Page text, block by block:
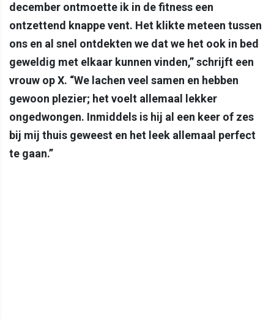
december ontmoette ik in de fitness een
ontzettend knappe vent. Het klikte meteen tussen
ons en al snel ontdekten we dat we het ook in bed
geweldig met elkaar kunnen vinden,” schrijft een
vrouw op X. “We lachen veel samen en hebben
gewoon plezier; het voelt allemaal lekker
ongedwongen. Inmiddels is hij al een keer of zes
bij mij thuis geweest en het leek allemaal perfect
te gaan.”